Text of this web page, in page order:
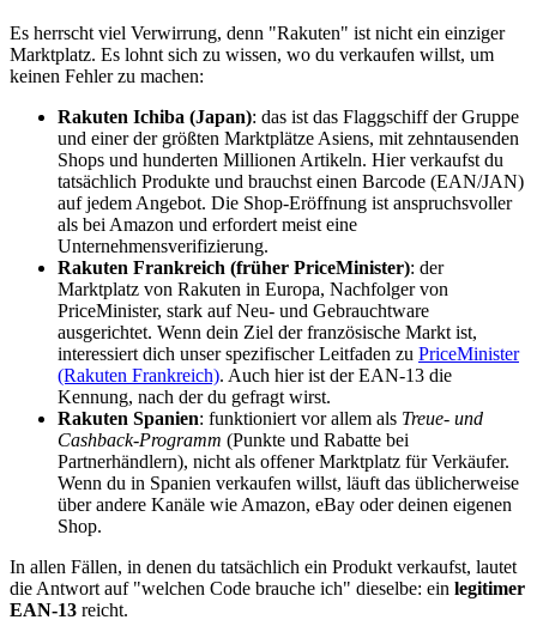
Es herrscht viel Verwirrung, denn "Rakuten" ist nicht ein einziger
Marktplatz. Es lohnt sich zu wissen, wo du verkaufen willst, um
keinen Fehler zu machen:
Rakuten Ichiba (Japan): das ist das Flaggschiff der Gruppe
und einer der größten Marktplätze Asiens, mit zehntausenden
Shops und hunderten Millionen Artikeln. Hier verkaufst du
tatsächlich Produkte und brauchst einen Barcode (EAN/JAN)
auf jedem Angebot. Die Shop-Eröffnung ist anspruchsvoller
als bei Amazon und erfordert meist eine
Unternehmensverifizierung.
Rakuten Frankreich (früher PriceMinister): der
Marktplatz von Rakuten in Europa, Nachfolger von
PriceMinister, stark auf Neu- und Gebrauchtware
ausgerichtet. Wenn dein Ziel der französische Markt ist,
interessiert dich unser spezifischer Leitfaden zu PriceMinister
(Rakuten Frankreich). Auch hier ist der EAN-13 die
Kennung, nach der du gefragt wirst.
Rakuten Spanien: funktioniert vor allem als Treue- und
Cashback-Programm (Punkte und Rabatte bei
Partnerhändlern), nicht als offener Marktplatz für Verkäufer.
Wenn du in Spanien verkaufen willst, läuft das üblicherweise
über andere Kanäle wie Amazon, eBay oder deinen eigenen
Shop.
In allen Fällen, in denen du tatsächlich ein Produkt verkaufst, lautet
die Antwort auf "welchen Code brauche ich" dieselbe: ein legitimer
EAN-13 reicht.